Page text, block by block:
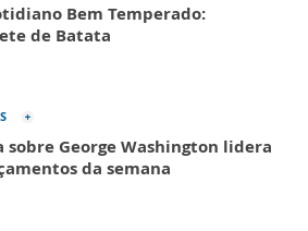
Bem Temperado:
de Batata
sobre George Washington lidera
da semana